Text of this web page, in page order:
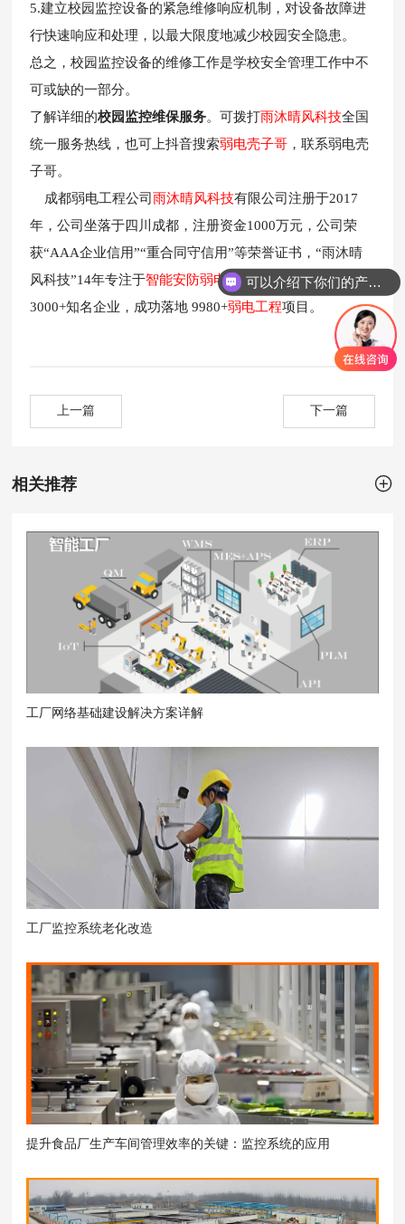
5.建立校园监控设备的紧急维修响应机制，对设备故障进
行快速响应和处理，以最大限度地减少校园安全隐患。
总之，校园监控设备的维修工作是学校安全管理工作中不
可或缺的一部分。
了解详细的校园监控维保服务。可拨打雨沐晴风科技全国
统一服务热线，也可上抖音搜索弱电壳子哥 ，联系弱电壳
子哥。
成都弱电工程公司雨沐晴风科技有限公司注册于2017
年，公司坐落于四川成都，注册资金1000万元，公司荣
获“AAA企业信用”“重合同守信用”等荣誉证书，“雨沐晴
风科技”14年专注于智能安防弱电工程服务商，服务过
3000+知名企业，成功落地 9980+弱电工程项目。
上一篇 下一篇
相关推荐 
工厂网络基础建设解决方案详解
工厂监控系统老化改造
提升食品厂生产车间管理效率的关键：监控系统的应用
可以介绍下你们的产品么？